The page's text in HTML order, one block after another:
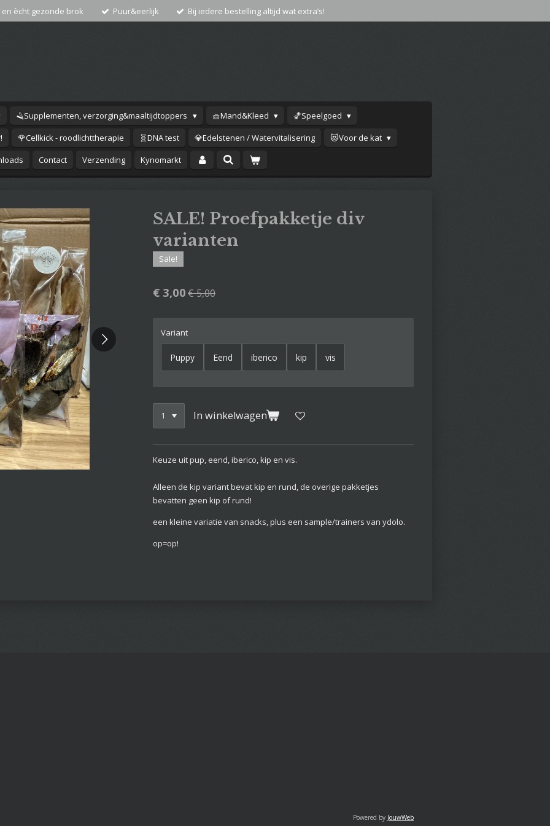
en ècht gezonde brok Puur&eerlijk Bij iedere bestelling altijd wat extra’s!
🪒Supplementen, verzorging&maaltijdtoppers 🧺Mand&Kleed
🏀Speelgoed
🌹Cellkick - roodlichttherapie 🧬DNA test 💎Edelstenen / Watervitalisering
😻Voor de kat
Contact Verzending Kynomarkt
SALE! Proefpakketje div
varianten
Sale!
€ 3,00€ 5,00
Variant
Puppy Eend iberico kip vis
In winkelwagen
Keuze uit pup, eend, iberico, kip en vis.
Alleen de kip variant bevat kip en rund, de overige pakketjes
bevatten geen kip of rund!
een kleine variatie van snacks, plus een sample/trainers van ydolo.
op=op!
Powered by JouwWeb